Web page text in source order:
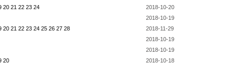
20 21 22 23 24
2018-10-20
2018-10-19
20 21 22 23 24 25 26 27 28
2018-11-29
2018-10-19
2018-10-19
20
2018-10-18